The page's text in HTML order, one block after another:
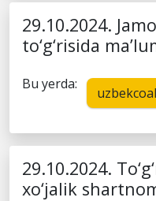
29.10.2024.
to‘g‘risida
Bu yerda:
29.10.2024.
xo‘jalik